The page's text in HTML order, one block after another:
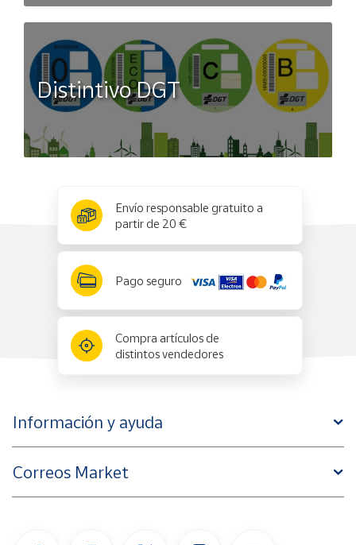
Distintivo DGT
Envío responsable gratuito a
partir de 20 €
Pago seguro
Compra artículos de
distintos vendedores
Información y ayuda
Correos Market